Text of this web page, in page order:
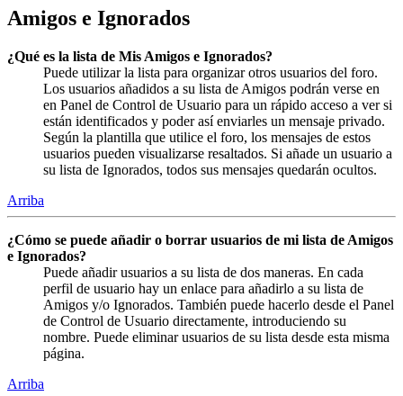
Amigos e Ignorados
¿Qué es la lista de Mis Amigos e Ignorados?
Puede utilizar la lista para organizar otros usuarios del foro.
Los usuarios añadidos a su lista de Amigos podrán verse en
en Panel de Control de Usuario para un rápido acceso a ver si
están identificados y poder así enviarles un mensaje privado.
Según la plantilla que utilice el foro, los mensajes de estos
usuarios pueden visualizarse resaltados. Si añade un usuario a
su lista de Ignorados, todos sus mensajes quedarán ocultos.
Arriba
¿Cómo se puede añadir o borrar usuarios de mi lista de Amigos
e Ignorados?
Puede añadir usuarios a su lista de dos maneras. En cada
perfil de usuario hay un enlace para añadirlo a su lista de
Amigos y/o Ignorados. También puede hacerlo desde el Panel
de Control de Usuario directamente, introduciendo su
nombre. Puede eliminar usuarios de su lista desde esta misma
página.
Arriba